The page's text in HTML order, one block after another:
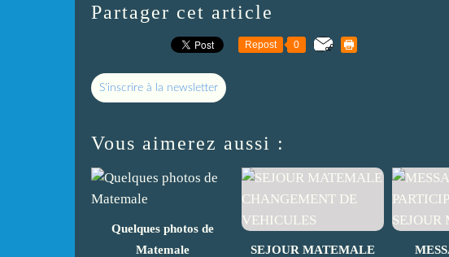
Partager cet article
Repost 0
S'inscrire à la newsletter
Vous aimerez aussi :
Quelques photos de
Matemale
SEJOUR MATEMALE